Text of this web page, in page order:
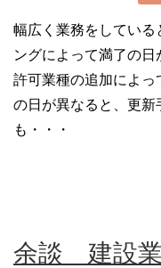
幅広く業務をしている
ングによって満了の
許可業種の追加によっ
の日が異なると、更
も・・・
余談 建設